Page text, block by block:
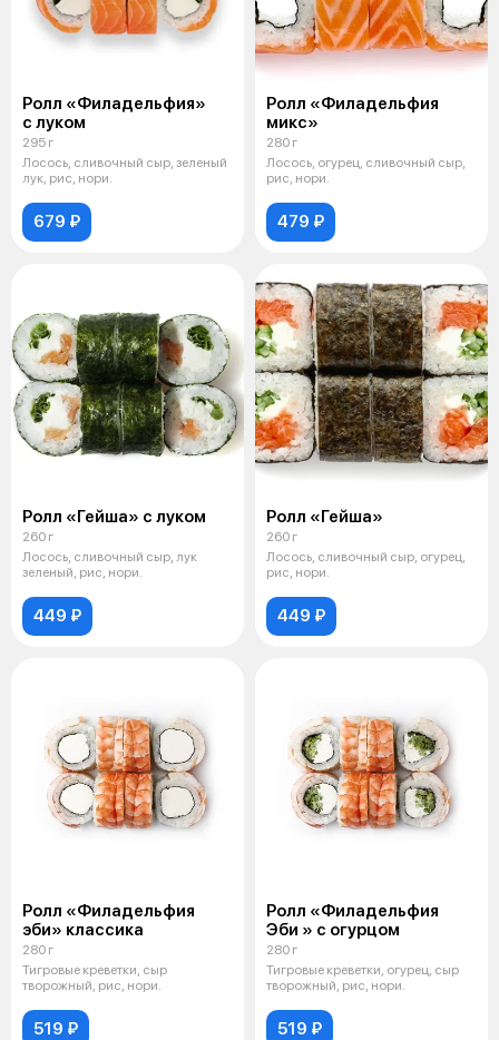
Ролл «Филадельфия»
с луком
295 г
Лосось, сливочный сыр, зеленый
лук, рис, нори.
679 ₽
Ролл «Филадельфия
микс»
280 г
Лосось, огурец, сливочный сыр,
рис, нори.
479 ₽
Ролл «Гейша» с луком
260 г
Лосось, сливочный сыр, лук
зеленый, рис, нори.
449 ₽
Ролл «Гейша»
260 г
Лосось, сливочный сыр, огурец,
рис, нори.
449 ₽
Ролл «Филадельфия
эби» классика
280 г
Тигровые креветки, сыр
творожный, рис, нори.
519 ₽
Ролл «Филадельфия
Эби » с огурцом
280 г
Тигровые креветки, огурец, сыр
творожный, рис, нори.
519 ₽